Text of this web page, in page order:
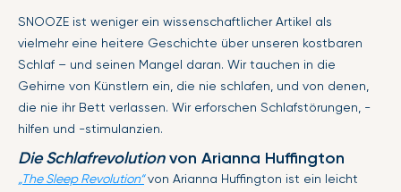
SNOOZE ist weniger ein wissenschaftlicher Artikel als
vielmehr eine heitere Geschichte über unseren kostbaren
Schlaf – und seinen Mangel daran. Wir tauchen in die
Gehirne von Künstlern ein, die nie schlafen, und von denen,
die nie ihr Bett verlassen. Wir erforschen Schlafstörungen, -
hilfen und -stimulanzien.
Die Schlafrevolutionvon Arianna Huffington
„The Sleep Revolution“von Arianna Huffington ist ein leicht